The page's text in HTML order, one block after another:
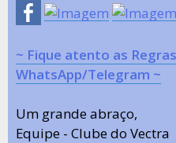
~ Fique atento as
WhatsApp/Telegram ~
Um grande abraço,
Equipe - Clube do Vectra